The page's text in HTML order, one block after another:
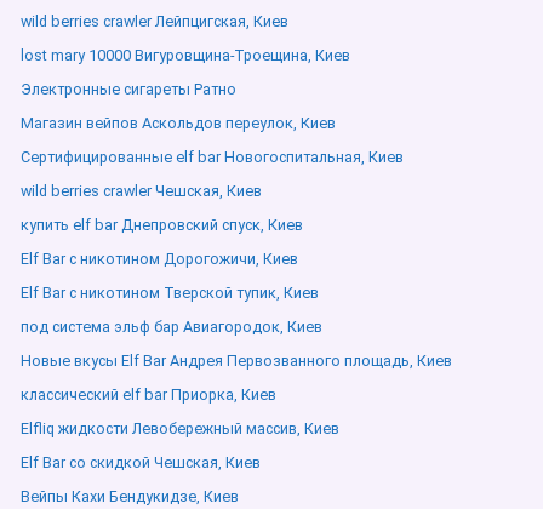
wild berries crawler Лейпцигская, Киев
lost mary 10000 Вигуровщина-Троещина, Киев
Электронные сигареты Ратно
Магазин вейпов Аскольдов переулок, Киев
Сертифицированные elf bar Новогоспитальная, Киев
wild berries crawler Чешская, Киев
купить elf bar Днепровский спуск, Киев
Elf Bar с никотином Дорогожичи, Киев
Elf Bar с никотином Тверской тупик, Киев
под система эльф бар Авиагородок, Киев
Новые вкусы Elf Bar Андрея Первозванного площадь, Киев
классический elf bar Приорка, Киев
Elfliq жидкости Левобережный массив, Киев
Elf Bar со скидкой Чешская, Киев
Вейпы Кахи Бендукидзе, Киев